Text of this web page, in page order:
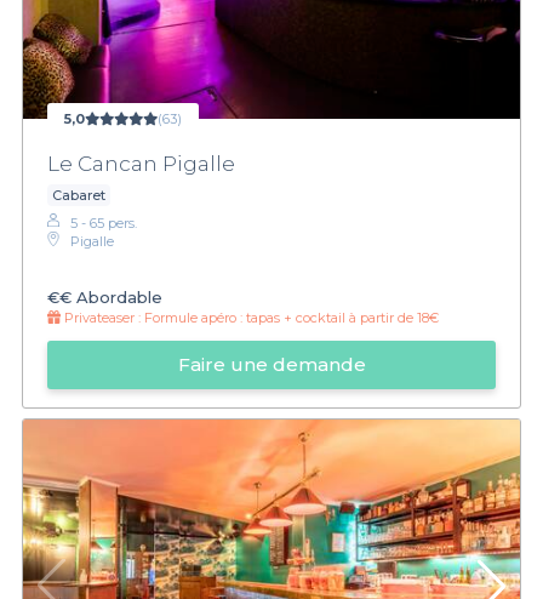
5,0 (63)
Le Cancan Pigalle
Cabaret
5 - 65 pers.
Pigalle
€€ Abordable
Privateaser : Formule apéro : tapas + cocktail à partir de 18€
Faire une demande